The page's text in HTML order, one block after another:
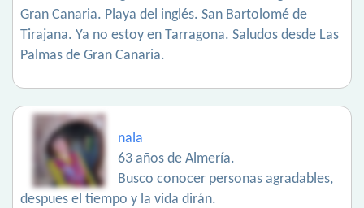
Gran Canaria. Playa del inglés. San Bartolomé de
Tirajana. Ya no estoy en Tarragona. Saludos desde Las
Palmas de Gran Canaria.
nala
63 años de Almería.
Busco conocer personas agradables,
despues el tiempo y la vida dirán.